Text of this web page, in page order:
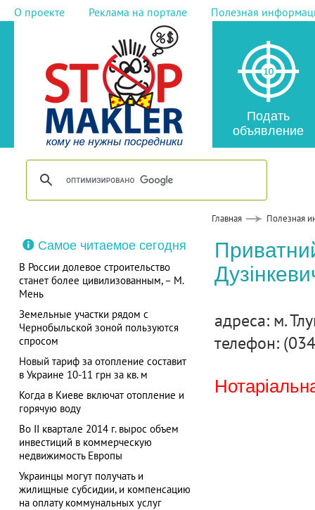
О проекте Реклама на портале Полезная
Подать
объявление
Главная Полезная
Самое читаемое сегодня
В России долевое строительство
станет более цивилизованным, – М.
Мень
Земельные участки рядом с
Чернобыльской зоной пользуются
спросом
Новый тариф за отопление составит
в Украине 10-11 грн за кв. м
Когда в Киеве включат отопление и
горячую воду
Во II квартале 2014 г. вырос объем
инвестиций в коммерческую
недвижимость Европы
Украинцы могут получать и
жилищные субсидии, и компенсацию
на оплату коммунальных услуг
адреса: м.
телефон: